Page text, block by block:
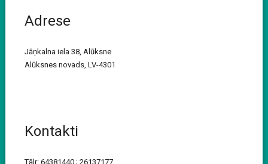
Adrese
Jāņkalna iela 38, Alūksne
Alūksnes novads, LV-4301
Kontakti
Tālr: 64381440 ; 26137177